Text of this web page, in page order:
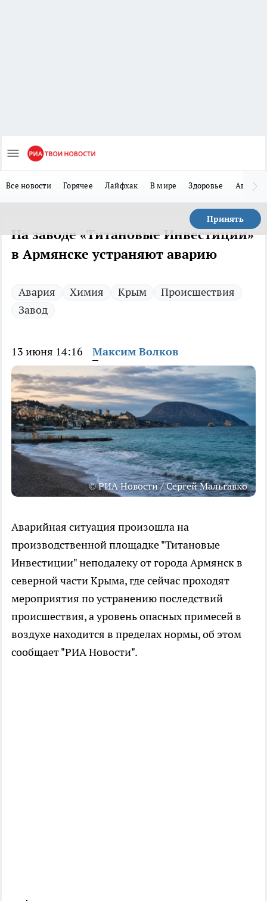
Все новости Горячее Лайфхак В мире Здоровье Авто
Принять
На заводе «Титановые Инвестиции»
в Армянске устраняют аварию
Авария Химия Крым
Происшествия
Завод
13 июня 14:16 Максим Волков
© РИА Новости / Сергей Мальгавко
Аварийная ситуация произошла на
производственной площадке "Титановые
Инвестиции" неподалеку от города Армянск в
северной части Крыма, где сейчас проходят
мероприятия по устранению последствий
происшествия, а уровень опасных примесей в
воздухе находится в пределах нормы, об этом
сообщает "РИА Новости".